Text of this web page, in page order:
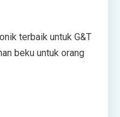
terbaik untuk G&T
beku untuk orang